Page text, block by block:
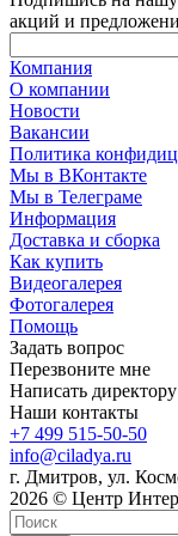
акций и
Компания
О компании
Новости
Вакансии
Политика
Мы в ВКонтакте
Мы в Телеграме
Информация
Доставка и сборка
Как купить
Видеогалерея
Фотогалерея
Помощь
Задать вопрос
Перезвоните мне
Написать директору
Наши контакты
+7 499 515-50-50
info@ciladya.ru
г. Дмитров, ул.
2026 © Центр